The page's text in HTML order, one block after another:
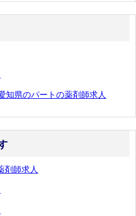
知県のパートの薬剤師求人
剤師求人